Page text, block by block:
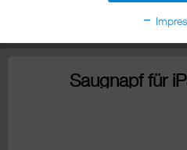
Saugnapf für